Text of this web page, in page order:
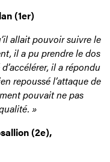
(1er)
allait pouvoir suivre le
il a pu prendre le dos
il a répondu
repoussé l’attaque de
pouvait ne pas
»
(2e),